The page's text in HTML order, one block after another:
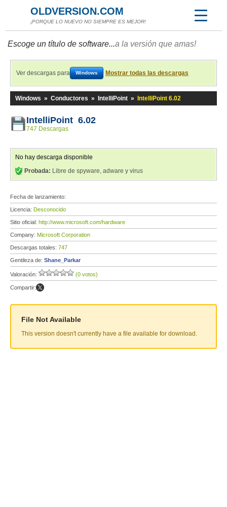
OLDVERSION.COM
¡PORQUE LO NUEVO NO SIEMPRE ES MEJOR!
Escoge un título de software...a la versión que amas!
Ver descargas para Windows Mostrar todas las descargas
Windows » Conductores » IntelliPoint » IntelliPoint 6.02
IntelliPoint 6.02
747 Descargas
No hay descarga disponible
Probada: Libre de spyware, adware y virus
Fecha de lanzamiento:
Licencia: Desconocido
Sitio oficial: http://www.microsoft.com/hardware
Company: Microsoft Corporation
Descargas totales: 747
Gentileza de: Shane_Parkar
Valoración: (0 votos)
Compartir:
File Not Available
This version doesn't currently have a file available for download.